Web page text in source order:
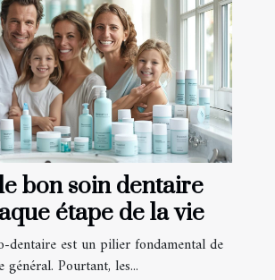
bon soin dentaire
étape de la vie
dentaire est un pilier fondamental de
Pourtant, les...